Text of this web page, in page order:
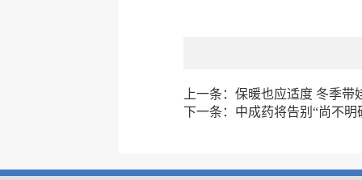
上一条： 保暖也应适度 冬季带
下一条： 中成药将告别“尚不明